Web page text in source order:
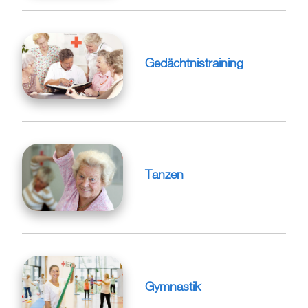
Gedächtnistraining
Tanzen
Gymnastik